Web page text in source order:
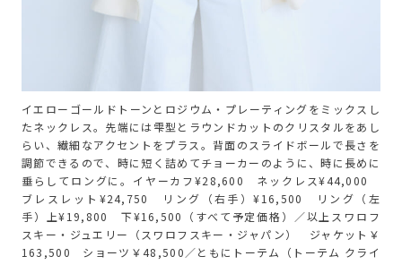
イエローゴールドトーンとロジウム・プレーティングをミックスし
たネックレス。先端には雫型とラウンドカットのクリスタルをあし
らい、繊細なアクセントをプラス。背面のスライドボールで長さを
調節できるので、時に短く詰めてチョーカーのように、時に長めに
垂らしてロングに。イヤーカフ¥28,600 ネックレス¥44,000
ブレスレット¥24,750 リング（右手）¥16,500 リング（左
手）上¥19,800 下¥16,500（すべて予定価格）／以上スワロフ
スキー・ジュエリー（スワロフスキー・ジャパン） ジャケット￥
163,500 ショーツ￥48,500／ともにトーテム（トーテム クライ